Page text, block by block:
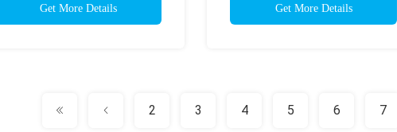
Get More Details Get More Details
2 3 4 5 6 7